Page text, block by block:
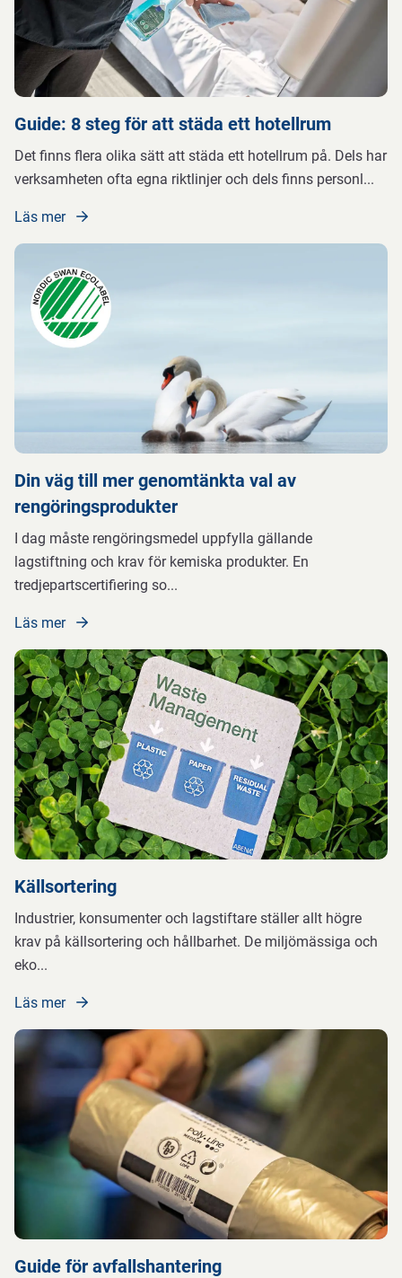
Guide: 8 steg för att städa ett hotellrum
Det finns flera olika sätt att städa ett hotellrum på. Dels har
verksamheten ofta egna riktlinjer och dels finns personl...
Läs mer
Din väg till mer genomtänkta val av
rengöringsprodukter
I dag måste rengöringsmedel uppfylla gällande
lagstiftning och krav för kemiska produkter. En
tredjepartscertifiering so...
Läs mer
Källsortering
Industrier, konsumenter och lagstiftare ställer allt högre
krav på källsortering och hållbarhet. De miljömässiga och
eko...
Läs mer
Guide för avfallshantering